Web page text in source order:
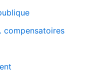
compensatoires